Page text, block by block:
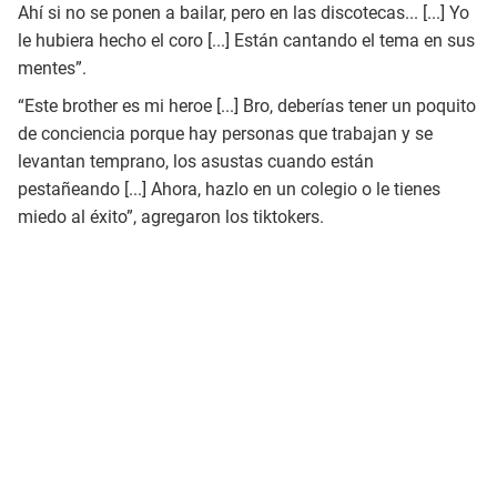
Ahí si no se ponen a bailar, pero en las discotecas... [...] Yo
le hubiera hecho el coro [...] Están cantando el tema en sus
mentes”.
“Este brother es mi heroe [...] Bro, deberías tener un poquito
de conciencia porque hay personas que trabajan y se
levantan temprano, los asustas cuando están
pestañeando [...] Ahora, hazlo en un colegio o le tienes
miedo al éxito”, agregaron los tiktokers.